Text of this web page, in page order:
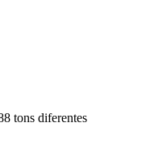
tons diferentes